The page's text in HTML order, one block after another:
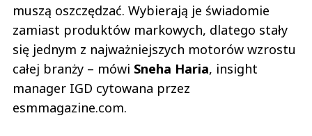
muszą oszczędzać. Wybierają je świadomie
zamiast produktów markowych, dlatego stały
się jednym z najważniejszych motorów wzrostu
całej branży – mówi Sneha Haria, insight
manager IGD cytowana przez
esmmagazine.com.